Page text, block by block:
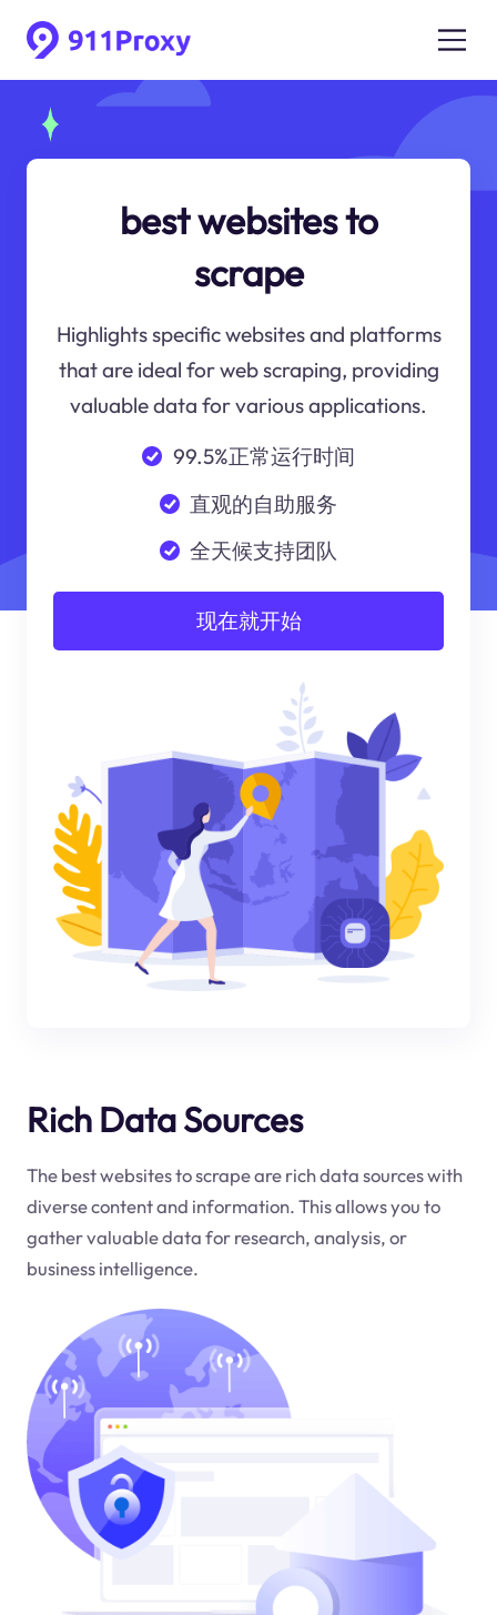
best websites to
scrape
Highlights specific websites and platforms
that are ideal for web scraping, providing
valuable data for various applications.
99.5%正常运行时间
直观的自助服务
全天候支持团队
现在就开始
Rich Data Sources
The best websites to scrape are rich data sources with
diverse content and information. This allows you to
gather valuable data for research, analysis, or
business intelligence.